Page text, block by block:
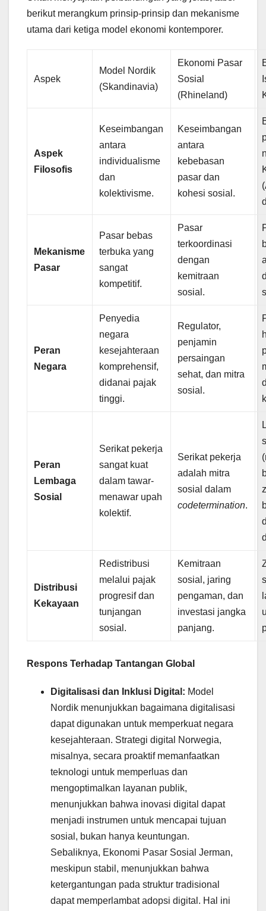
berikut merangkum prinsip-prinsip dan mekanisme
utama dari ketiga model ekonomi kontemporer.
Aspek
Model Nordik
(Skandinavia)
Ekonomi Pasar
Sosial
(Rhineland)
Aspek
Filosofis
Keseimbangan
antara
individualisme
dan
kolektivisme.
Keseimbangan
antara
kebebasan
pasar dan
kohesi sosial.
Mekanisme
Pasar
Pasar bebas
terbuka yang
sangat
kompetitif.
Pasar
terkoordinasi
dengan
kemitraan
sosial.
Peran
Negara
Penyedia
negara
kesejahteraan
komprehensif,
didanai pajak
tinggi.
Regulator,
penjamin
persaingan
sehat, dan mitra
sosial.
Peran
Lembaga
Sosial
Serikat pekerja
sangat kuat
dalam tawar-
menawar upah
kolektif.
Serikat pekerja
adalah mitra
sosial dalam
codetermination.
Distribusi
Kekayaan
Redistribusi
melalui pajak
progresif dan
tunjangan
sosial.
Kemitraan
sosial, jaring
pengaman, dan
investasi jangka
panjang.
Respons Terhadap Tantangan Global
Digitalisasi dan Inklusi Digital: Model
Nordik menunjukkan bagaimana digitalisasi
dapat digunakan untuk memperkuat negara
kesejahteraan. Strategi digital Norwegia,
misalnya, secara proaktif memanfaatkan
teknologi untuk memperluas dan
mengoptimalkan layanan publik,
menunjukkan bahwa inovasi digital dapat
menjadi instrumen untuk mencapai tujuan
sosial, bukan hanya keuntungan.
Sebaliknya, Ekonomi Pasar Sosial Jerman,
meskipun stabil, menunjukkan bahwa
ketergantungan pada struktur tradisional
dapat memperlambat adopsi digital. Hal ini